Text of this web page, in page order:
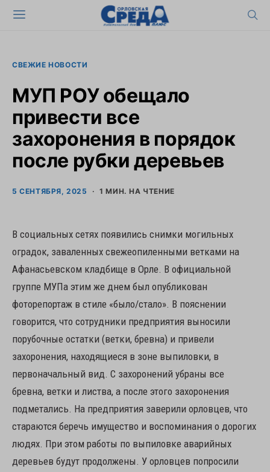
СВЕЖИЕ НОВОСТИ
МУП РОУ обещало
привести все
захоронения в порядок
после рубки деревьев
5 СЕНТЯБРЯ, 2025 1 МИН. НА ЧТЕНИЕ
В социальных сетях появились снимки могильных
оградок, заваленных свежеопиленными ветками на
Афанасьевском кладбище в Орле. В официальной
группе МУПа этим же днем был опубликован
фоторепортаж в стиле «было/стало». В пояснении
говорится, что сотрудники предприятия выносили
порубочные остатки (ветки, бревна) и привели
захоронения, находящиеся в зоне выпиловки, в
первоначальный вид. С захоронений убраны все
бревна, ветки и листва, а после этого захоронения
подметались. На предприятия заверили орловцев, что
стараются беречь имущество и воспоминания о дорогих
людях. При этом работы по выпиловке аварийных
деревьев будут продолжены. У орловцев попросили